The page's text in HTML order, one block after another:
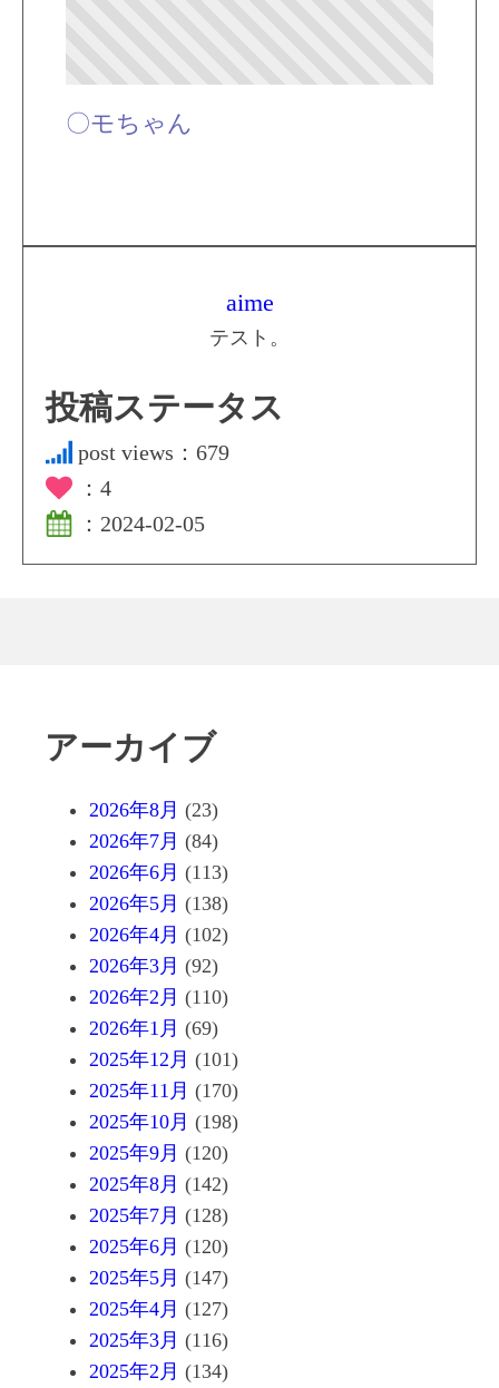
〇モちゃん
aime
テスト。
投稿ステータス
post views： 679
： 4
： 2024-02-05
アーカイブ
2026年8月 (23)
2026年7月 (84)
2026年6月 (113)
2026年5月 (138)
2026年4月 (102)
2026年3月 (92)
2026年2月 (110)
2026年1月 (69)
2025年12月 (101)
2025年11月 (170)
2025年10月 (198)
2025年9月 (120)
2025年8月 (142)
2025年7月 (128)
2025年6月 (120)
2025年5月 (147)
2025年4月 (127)
2025年3月 (116)
2025年2月 (134)